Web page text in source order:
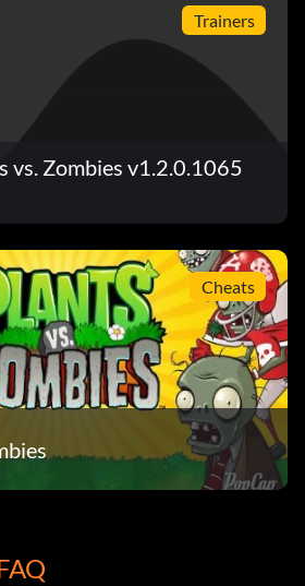
Trainers
vs. Zombies v1.2.0.1065
Cheats